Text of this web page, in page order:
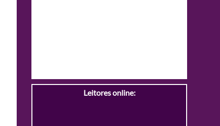
Leitores online: